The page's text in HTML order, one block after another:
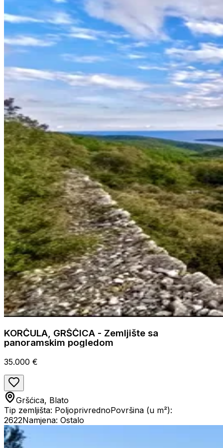
KORČULA, GRŠČICA - Zemljište sa
panoramskim pogledom
35.000 €
Gršćica, Blato
Tip zemljišta: PoljoprivrednoPovršina (u m²):
2622Namjena: Ostalo